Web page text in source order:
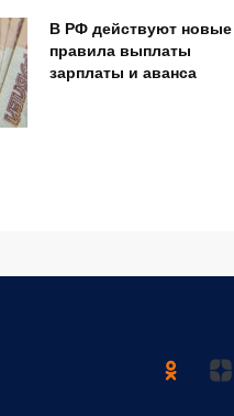
В РФ действуют новые
правила выплаты
зарплаты и аванса